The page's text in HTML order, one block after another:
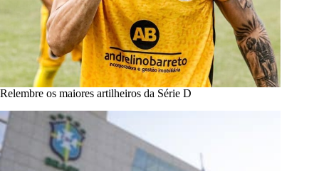
Relembre os maiores artilheiros da Série D